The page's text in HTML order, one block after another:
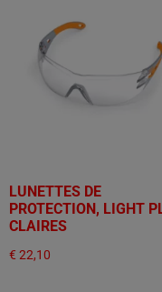
LUNETTES DE
PROTECTION, LIGHT
CLAIRES
€ 22,10